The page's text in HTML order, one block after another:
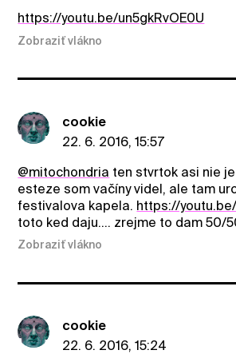
https://youtu.be/un5gkRvOE0U
Zobraziť vlákno
cookie
22. 6. 2016, 15:57
@mitochondria ten stvrtok asi nie
esteze som vačíny videl, ale tam
festivalova kapela. https://
toto ked daju.... zrejme to dam 50/
Zobraziť vlákno
cookie
22. 6. 2016, 15:24